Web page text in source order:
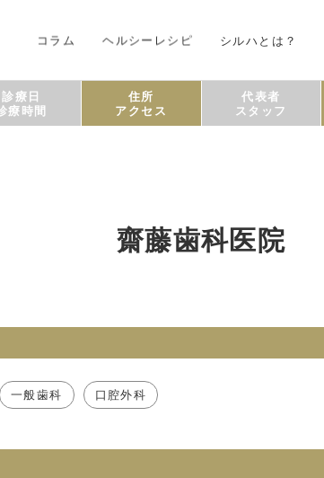
コラム ヘルシーレシピ シルハとは？
診療日
療時間
住所
アクセス
代表者
スタッフ
齋藤歯科医院
一般歯科 口腔外科